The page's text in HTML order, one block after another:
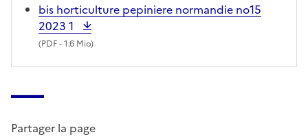
bis horticulture pepiniere normandie no15
2023 1
(PDF- 1.6 Mio)
Partager la page